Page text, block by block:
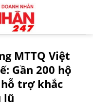
MTTQ Việt
Gần 200 hộ
trợ khắc
lũ